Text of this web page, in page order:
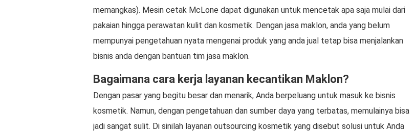
memangkas). Mesin cetak McLone dapat digunakan untuk mencetak apa saja mulai dari
pakaian hingga perawatan kulit dan kosmetik. Dengan jasa maklon, anda yang belum
mempunyai pengetahuan nyata mengenai produk yang anda jual tetap bisa menjalankan
bisnis anda dengan bantuan tim jasa maklon.
Bagaimana cara kerja layanan kecantikan Maklon?
Dengan pasar yang begitu besar dan menarik, Anda berpeluang untuk masuk ke bisnis
kosmetik. Namun, dengan pengetahuan dan sumber daya yang terbatas, memulainya bisa
jadi sangat sulit. Di sinilah layanan outsourcing kosmetik yang disebut solusi untuk Anda